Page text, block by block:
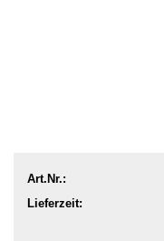
Art.Nr.:
Lieferzeit: